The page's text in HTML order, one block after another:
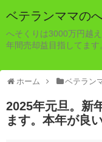
ベテランママの
へそくりは3000万円越
年間売却益目指してます
ホーム ベテラン
2025年元旦。新
ます。本年が良